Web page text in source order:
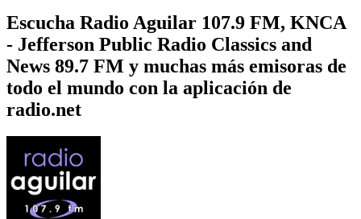
Escucha Radio Aguilar 107.9 FM, KNCA
- Jefferson Public Radio Classics and
News 89.7 FM y muchas más emisoras de
todo el mundo con la aplicación de
radio.net